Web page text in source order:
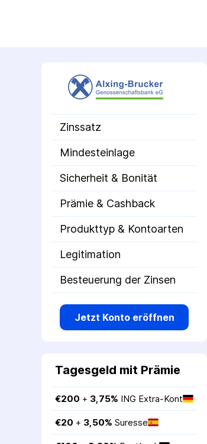
Zinssatz
Mindesteinlage
Sicherheit & Bonität
Prämie & Cashback
Produkttyp & Kontoarten
Legitimation
Besteuerung der Zinsen
Jetzt Konto eröffnen
Tagesgeld mit Prämie
€200 + 3,75% ING Extra-Kont
€20 + 3,50% Suresse